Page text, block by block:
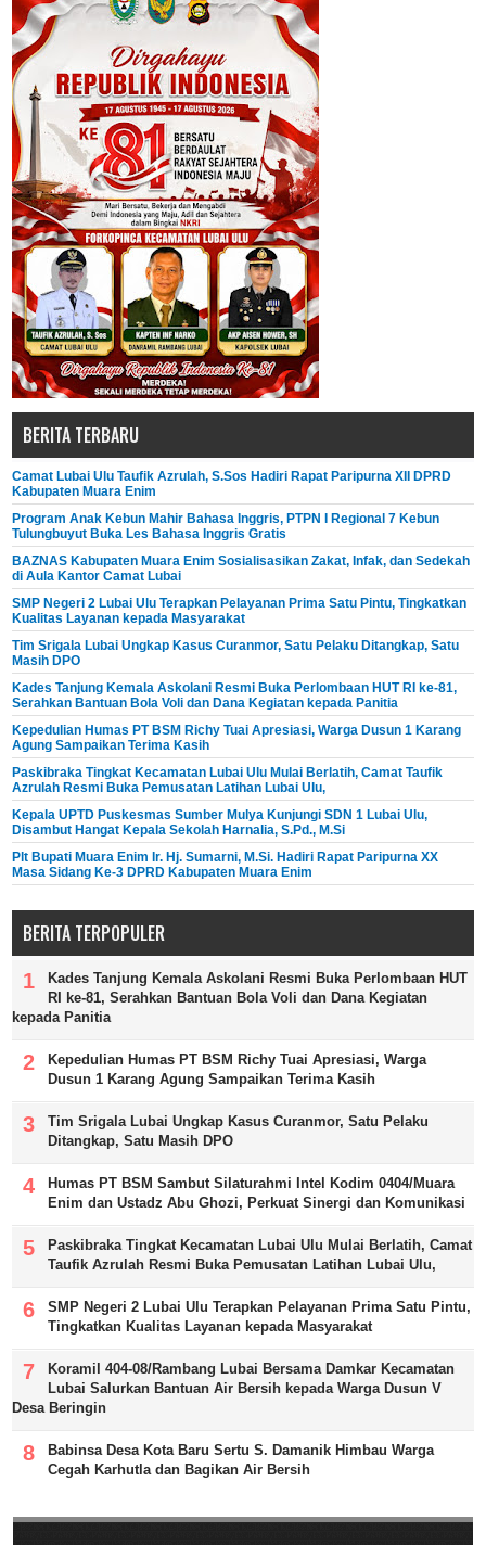
BERITA TERBARU
Camat Lubai Ulu Taufik Azrulah, S.Sos Hadiri Rapat Paripurna XII DPRD
Kabupaten Muara Enim
Program Anak Kebun Mahir Bahasa Inggris, PTPN I Regional 7 Kebun
Tulungbuyut Buka Les Bahasa Inggris Gratis
BAZNAS Kabupaten Muara Enim Sosialisasikan Zakat, Infak, dan Sedekah
di Aula Kantor Camat Lubai
SMP Negeri 2 Lubai Ulu Terapkan Pelayanan Prima Satu Pintu, Tingkatkan
Kualitas Layanan kepada Masyarakat
Tim Srigala Lubai Ungkap Kasus Curanmor, Satu Pelaku Ditangkap, Satu
Masih DPO
Kades Tanjung Kemala Askolani Resmi Buka Perlombaan HUT RI ke-81,
Serahkan Bantuan Bola Voli dan Dana Kegiatan kepada Panitia
Kepedulian Humas PT BSM Richy Tuai Apresiasi, Warga Dusun 1 Karang
Agung Sampaikan Terima Kasih
Paskibraka Tingkat Kecamatan Lubai Ulu Mulai Berlatih, Camat Taufik
Azrulah Resmi Buka Pemusatan Latihan Lubai Ulu,
Kepala UPTD Puskesmas Sumber Mulya Kunjungi SDN 1 Lubai Ulu,
Disambut Hangat Kepala Sekolah Harnalia, S.Pd., M.Si
Plt Bupati Muara Enim Ir. Hj. Sumarni, M.Si. Hadiri Rapat Paripurna XX
Masa Sidang Ke-3 DPRD Kabupaten Muara Enim
BERITA TERPOPULER
Kades Tanjung Kemala Askolani Resmi Buka Perlombaan HUT
RI ke-81, Serahkan Bantuan Bola Voli dan Dana Kegiatan
kepada Panitia
Kepedulian Humas PT BSM Richy Tuai Apresiasi, Warga
Dusun 1 Karang Agung Sampaikan Terima Kasih
Tim Srigala Lubai Ungkap Kasus Curanmor, Satu Pelaku
Ditangkap, Satu Masih DPO
Humas PT BSM Sambut Silaturahmi Intel Kodim 0404/Muara
Enim dan Ustadz Abu Ghozi, Perkuat Sinergi dan Komunikasi
Paskibraka Tingkat Kecamatan Lubai Ulu Mulai Berlatih, Camat
Taufik Azrulah Resmi Buka Pemusatan Latihan Lubai Ulu,
SMP Negeri 2 Lubai Ulu Terapkan Pelayanan Prima Satu Pintu,
Tingkatkan Kualitas Layanan kepada Masyarakat
Koramil 404-08/Rambang Lubai Bersama Damkar Kecamatan
Lubai Salurkan Bantuan Air Bersih kepada Warga Dusun V
Desa Beringin
Babinsa Desa Kota Baru Sertu S. Damanik Himbau Warga
Cegah Karhutla dan Bagikan Air Bersih